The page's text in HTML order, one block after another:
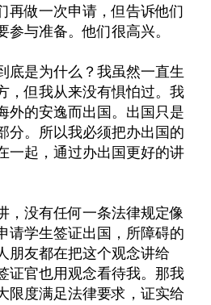
再做一次申请，但告诉他们
与准备。他们很高兴。
底是为什么？我虽然一直生
，但我从来没有惧怕过。我
外的安逸而出国。出国只是
分。所以我必须把办出国的
一起，通过办出国更好的讲
，没有任何一条法律规定像
请学生签证出国，所障碍的
朋友都在把这个观念讲给
证官也用观念看待我。那我
限度满足法律要求，证实给